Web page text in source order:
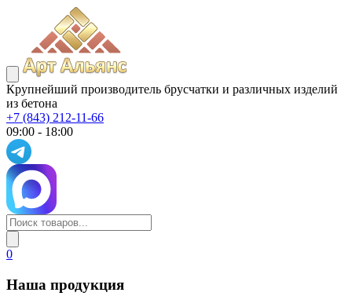
Крупнейший производитель брусчатки и различных изделий
из бетона
+7 (843) 212-11-66
09:00 - 18:00
0
Наша продукция